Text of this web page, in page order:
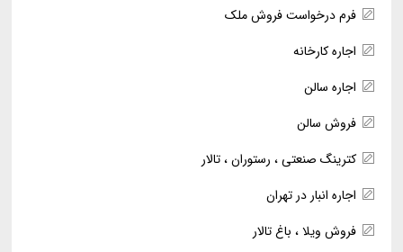
فرم درخواست فروش ملک
اجاره کارخانه
اجاره سالن
فروش سالن
کترینگ صنعتی ، رستوران ، تالار
اجاره انبار در تهران
فروش ویلا ، باغ تالار